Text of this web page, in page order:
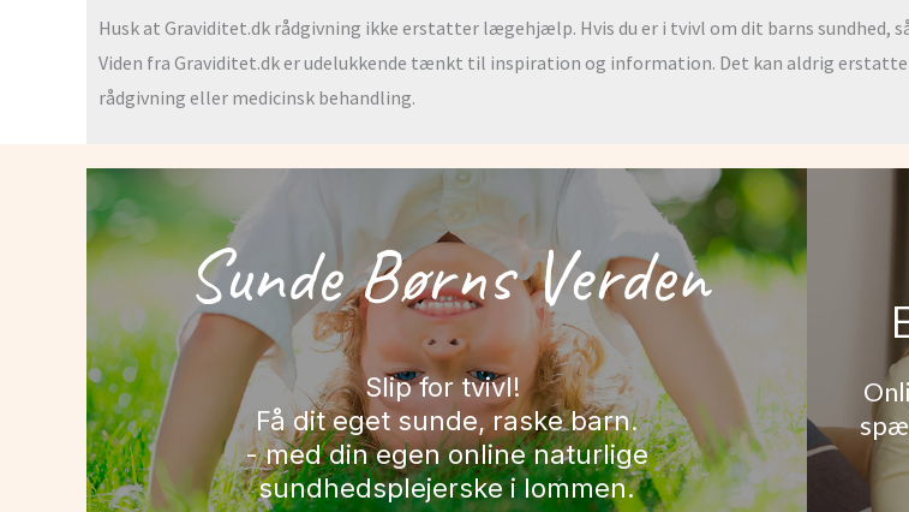
Husk at Graviditet.dk rådgivning ikke erstatter lægehjælp. Hvis du er i tvivl om dit barns sundhed,
Viden fra Graviditet.dk er udelukkende tænkt til inspiration og information. Det kan aldrig
rådgivning eller medicinsk behandling.
Sunde Børns Verden
Slip for tvivl!
Få dit eget sunde, raske barn.
- med din egen online naturlige
sundhedsplejerske i lommen.